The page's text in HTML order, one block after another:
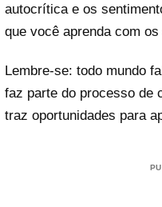
autocrítica e os
que você aprenda com
Lembre-se: todo mundo
faz parte do processo de
traz oportunidades para